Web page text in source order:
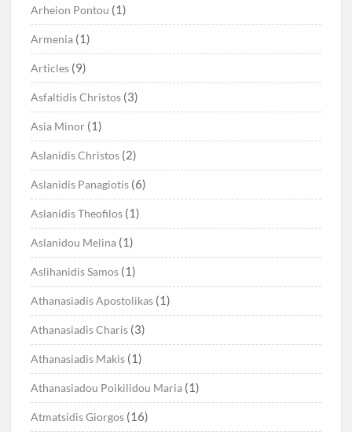
Arheion Pontou (1)
Armenia (1)
Articles (9)
Asfaltidis Christos (3)
Asia Minor (1)
Aslanidis Christos (2)
Aslanidis Panagiotis (6)
Aslanidis Theofilos (1)
Aslanidou Melina (1)
Aslihanidis Samos (1)
Athanasiadis Apostolikas (1)
Athanasiadis Charis (3)
Athanasiadis Makis (1)
Athanasiadou Poikilidou Maria (1)
Atmatsidis Giorgos (16)